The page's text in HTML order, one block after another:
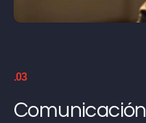
.03
Comunicación